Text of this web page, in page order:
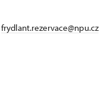
frydlant.rezervace@npu.cz